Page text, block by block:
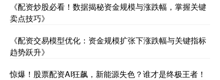
《配资炒股必看！数据揭秘资金规模与涨跌幅，掌握关键
卖点技巧》
《配资交易模型优化：资金规模扩张下涨跌幅与关键指标
趋势跃升》
惊爆！股票配资AI狂飙，新能源失色？谁才是终极王者！